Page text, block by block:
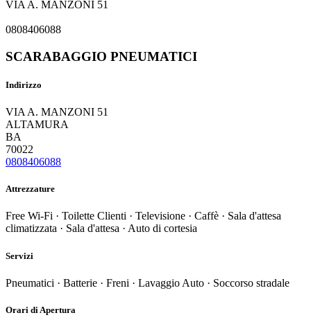
VIA A. MANZONI 51
0808406088
SCARABAGGIO PNEUMATICI
Indirizzo
VIA A. MANZONI 51
ALTAMURA
BA
70022
0808406088
Attrezzature
Free Wi-Fi · Toilette Clienti · Televisione · Caffè · Sala d'attesa
climatizzata · Sala d'attesa · Auto di cortesia
Servizi
Pneumatici · Batterie · Freni · Lavaggio Auto · Soccorso stradale
Orari di Apertura